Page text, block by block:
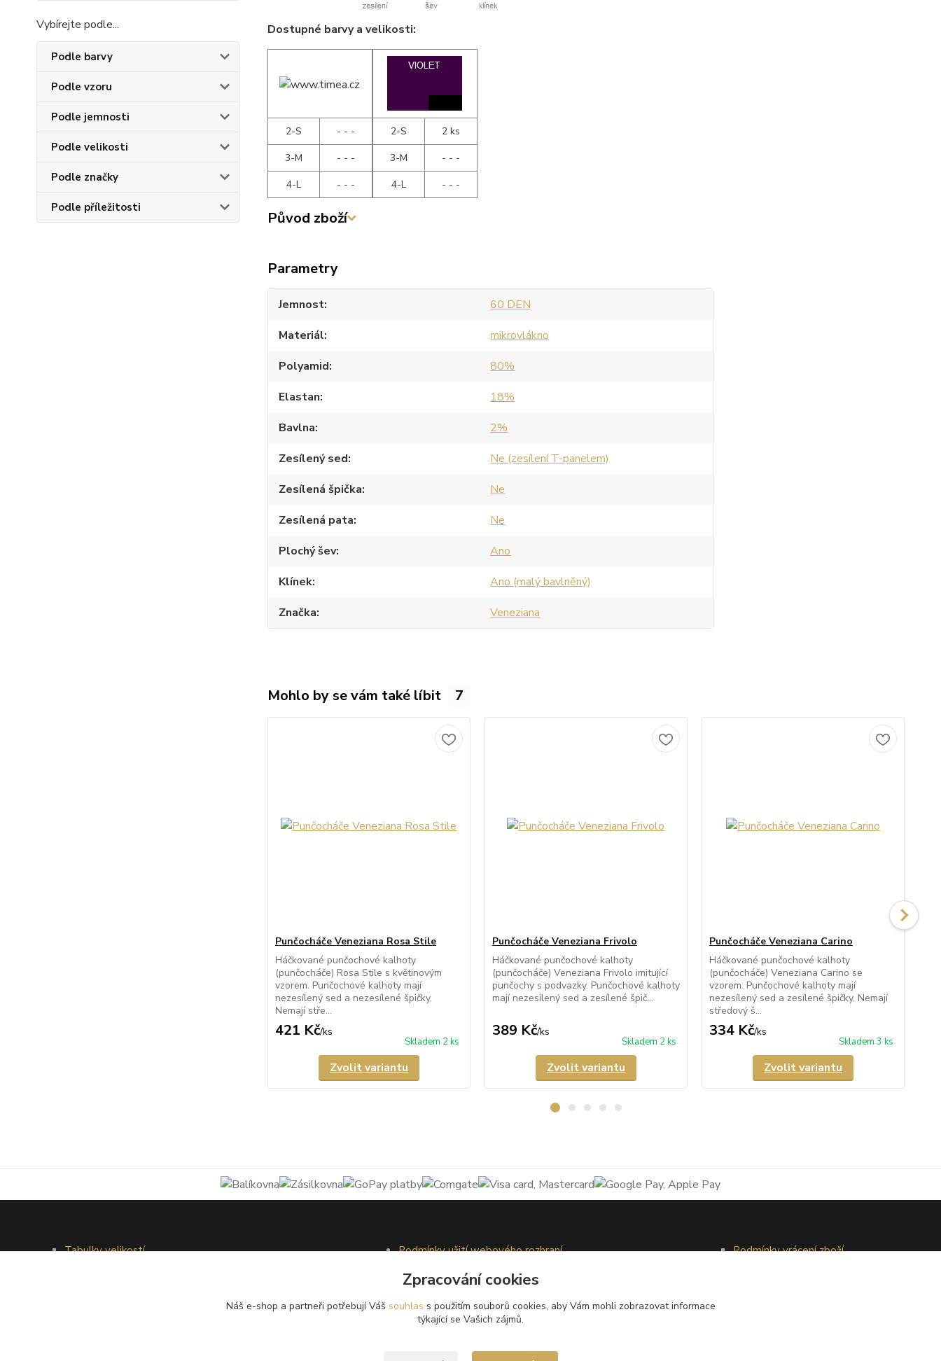
Vybírejte podle...
Podle barvy
Podle vzoru
Podle jemnosti
Podle velikosti
Podle značky
Podle příležitosti
Dostupné barvy a velikosti:
2-S
- - -
3-M
- - -
4-L
- - -
2-S
2 ks
3-M
- - -
4-L
- - -
Původ zboží
Parametry
Jemnost
60 DEN
Materiál
mikrovlákno
Polyamid
80%
Elastan
18%
Bavlna
2%
Zesílený sed
Ne (zesílení T-panelem)
Zesílená špička
Ne
Zesílená pata
Ne
Plochý šev
Ano
Klínek
Ano (malý bavlněný)
Značka
Veneziana
Mohlo by se vám také líbit 7
Punčocháče Veneziana Rosa Stile
Háčkované punčochové kalhoty
(punčocháče) Rosa Stile s květinovým
vzorem. Punčochové kalhoty mají
nezesílený sed a nezesílené špičky.
Nemají stře...
421 Kč/ks
Skladem 2 ks
Zvolit variantu
Punčocháče Veneziana Frivolo
Háčkované punčochové kalhoty
(punčocháče) Veneziana Frivolo imitující
punčochy s podvazky. Punčochové kalhoty
mají nezesílený sed a zesílené špič...
389 Kč/ks
Skladem 2 ks
Zvolit variantu
Punčocháče Veneziana Carino
Háčkované punčochové kalhoty
(punčocháče) Veneziana Carino se
vzorem. Punčochové kalhoty mají
nezesílený sed a zesílené špičky. Nemají
středový š...
334 Kč/ks
Skladem 3 ks
Zvolit variantu
Tabulky velikostí
Podmínky užití webového rozhraní
Ochrana osobních údajů
Kontakty
Podmínky vrácení zboží
Zpracování cookies
Náš e-shop a partneři potřebují Váš souhlas s použitím souborů cookies, aby Vám mohli zobrazovat informace
týkající se Vašich zájmů.